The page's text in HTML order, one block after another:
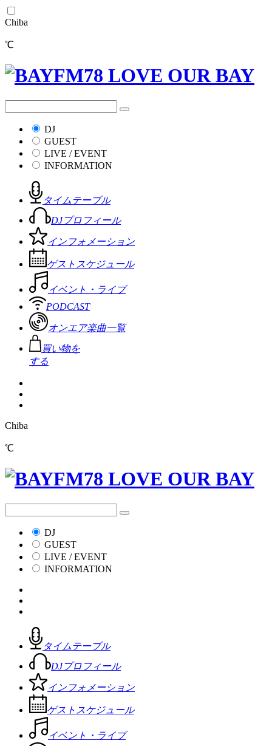
Chiba
℃
DJ
GUEST
LIVE / EVENT
INFORMATION
タイムテーブル
DJプロフィール
インフォメーション
ゲストスケジュール
イベント・ライブ
PODCAST
オンエア楽曲一覧
買い物を
する
Chiba
℃
DJ
GUEST
LIVE / EVENT
INFORMATION
タイムテーブル
DJプロフィール
インフォメーション
ゲストスケジュール
イベント・ライブ